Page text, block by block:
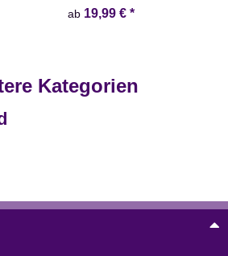
ab 19,99 € *
Kategorien